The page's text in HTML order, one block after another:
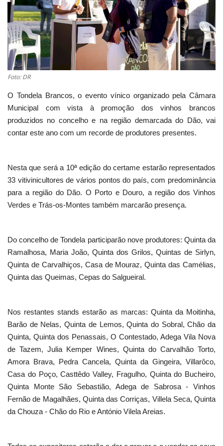
Estatuto Editorial
Saúde
Ficha técnica
Cultura
Lazer
Foto: DR
O Tondela Brancos, o evento vínico organizado pela Câmara
Municipal com vista à promoção dos vinhos brancos
produzidos no concelho e na região demarcada do Dão, vai
contar este ano com um recorde de produtores presentes.
Nesta que será a 10ª edição do certame estarão representados
33 vitivinicultores de vários pontos do país, com predominância
para a região do Dão. O Porto e Douro, a região dos Vinhos
Verdes e Trás-os-Montes também marcarão presença.
Do concelho de Tondela participarão nove produtores: Quinta da
Ramalhosa, Maria João, Quinta dos Grilos, Quintas de Sirlyn,
Quinta de Carvalhiços, Casa de Mouraz, Quinta das Camélias,
Quinta das Queimas, Cepas do Salgueiral.
Nos restantes stands estarão as marcas: Quinta da Moitinha,
Barão de Nelas, Quinta de Lemos, Quinta do Sobral, Chão da
Quinta, Quinta dos Penassais, O Contestado, Adega Vila Nova
de Tazem, Julia Kemper Wines, Quinta do Carvalhão Torto,
Amora Brava, Pedra Cancela, Quinta da Gingeira, Villarôco,
Casa do Poço, Casttêdo Valley, Fragulho, Quinta do Bucheiro,
Quinta Monte São Sebastião, Adega de Sabrosa - Vinhos
Fernão de Magalhães, Quinta das Corriças, Villela Seca, Quinta
da Chouza - Chão do Rio e António Vilela Areias.